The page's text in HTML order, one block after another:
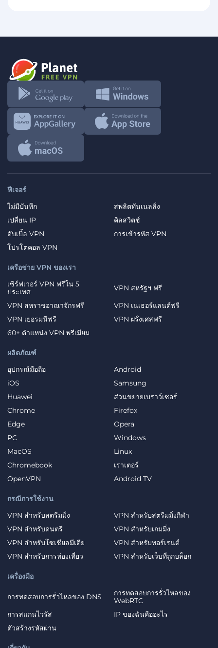
ฟีเจอร์
ไม่มีบันทึก
สพลิตทันเนลลิ่ง
เปลี่ยน IP
คิลสวิตช์
ดับเบิ้ล VPN
การเข้ารหัส VPN
โปรโตคอล VPN
ผลิตภัณฑ์
อุปกรณ์มือถือ
Android
iOS
Samsung
Huawei
ส่วนขยายเบราว์เซอร์
Chrome
Firefox
Edge
Opera
PC
Windows
MacOS
Linux
Chromebook
เราเตอร์
OpenVPN
Android TV
กรณีการใช้งาน
VPN สำหรับสตรีมมิ่ง
VPN สำหรับสตรีมมิ่งกีฬา
VPN สำหรับดนตรี
VPN สำหรับเกมมิ่ง
VPN สำหรับโซเชียลมีเดีย
VPN สำหรับทอร์เรนต์
VPN สำหรับการท่องเที่ยว
VPN สำหรับเว็บที่ถูกบล็อก
เครือข่าย VPN ของเรา
เซิร์ฟเวอร์ VPN ฟรีใน 5
ประเทศ
VPN สหรัฐฯ ฟรี
VPN สหราชอาณาจักรฟรี
VPN เนเธอร์แลนด์ฟรี
VPN เยอรมนีฟรี
VPN ฝรั่งเศสฟรี
60+ ตำแหน่ง VPN พรีเมียม
เครื่องมือ
การทดสอบการรั่วไหลของ DNS
การทดสอบการรั่วไหลของ
WebRTC
การสแกนไวรัส
IP ของฉันคืออะไร
ตัวสร้างรหัสผ่าน